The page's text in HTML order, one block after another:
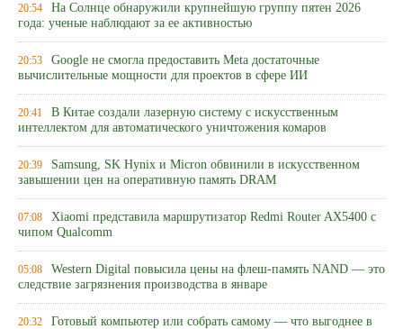
20:54 На Солнце обнаружили крупнейшую группу пятен 2026
года: ученые наблюдают за ее активностью
20:53 Google не смогла предоставить Meta достаточные
вычислительные мощности для проектов в сфере ИИ
20:41 В Китае создали лазерную систему с искусственным
интеллектом для автоматического уничтожения комаров
20:39 Samsung, SK Hynix и Micron обвинили в искусственном
завышении цен на оперативную память DRAM
07:08 Xiaomi представила маршрутизатор Redmi Router AX5400 с
чипом Qualcomm
05:08 Western Digital повысила цены на флеш-память NAND — это
следствие загрязнения производства в январе
20:32 Готовый компьютер или собрать самому — что выгоднее в